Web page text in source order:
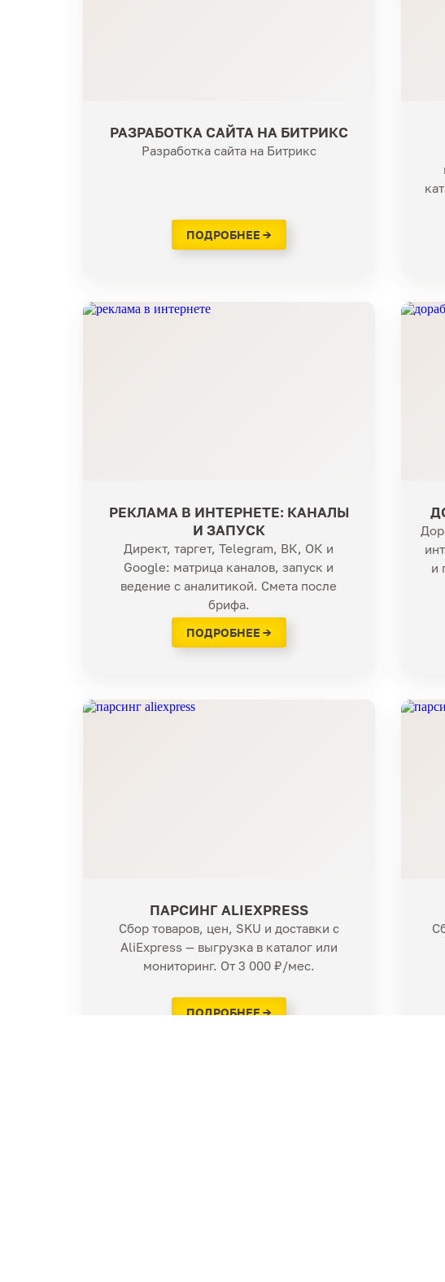
РАЗРАБОТКА САЙТА НА БИТРИКС
Разработка сайта на Битрикс
ПОДРОБНЕЕ →
РЕКЛАМА В ИНТЕРНЕТЕ: КАНАЛЫ
И ЗАПУСК
Директ, таргет, Telegram, ВК, ОК и
Google: матрица каналов, запуск и
ведение с аналитикой. Смета после
брифа.
ПОДРОБНЕЕ →
и
ПАРСИНГ ALIEXPRESS
Сбор товаров, цен, SKU и доставки с
AliExpress — выгрузка в каталог или
мониторинг. От 3 000 ₽/мес.
ПОДРОБНЕЕ →